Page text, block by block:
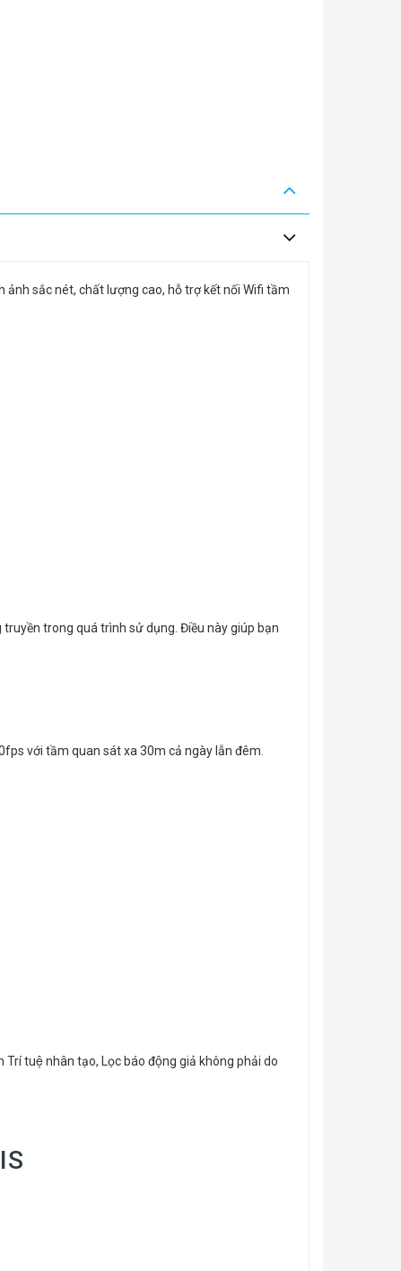
ảnh sắc nét, chất lượng cao, hỗ trợ kết nối Wifi tầm
trong quá trình sử dụng. Điều này giúp bạn
với tầm quan sát xa 30m cả ngày lẫn đêm.
tuệ nhân tạo, Lọc báo động giả không phải do